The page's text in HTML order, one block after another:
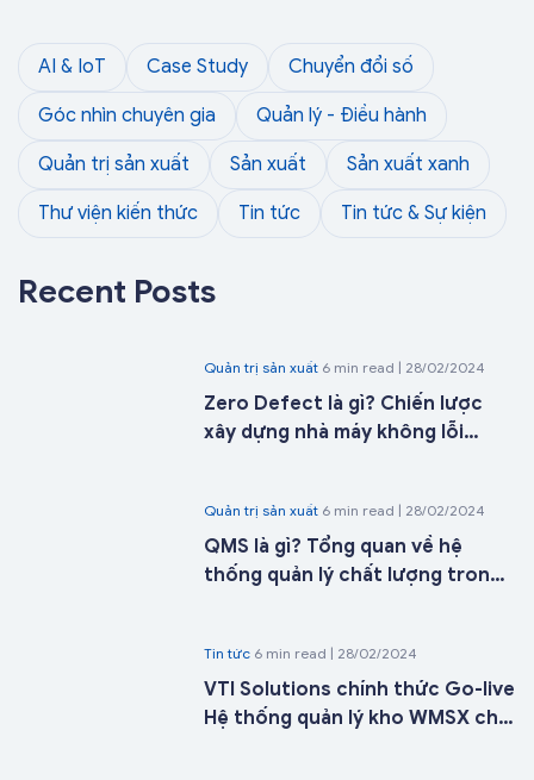
AI & IoT Case Study Chuyển đổi số
Góc nhìn chuyên gia Quản lý - Điều hành
Quản trị sản xuất Sản xuất Sản xuất xanh
Thư viện kiến thức Tin tức Tin tức & Sự kiện
Recent Posts
Quản trị sản xuất 6 min read | 28/02/2024
Zero Defect là gì? Chiến lược
xây dựng nhà máy không lỗi
Quản trị sản xuất 6 min read | 28/02/2024
QMS là gì? Tổng quan về hệ
thống quản lý chất lượng trong
Tin tức 6 min read | 28/02/2024
VTI Solutions chính thức Go-live
Hệ thống quản lý kho WMSX cho